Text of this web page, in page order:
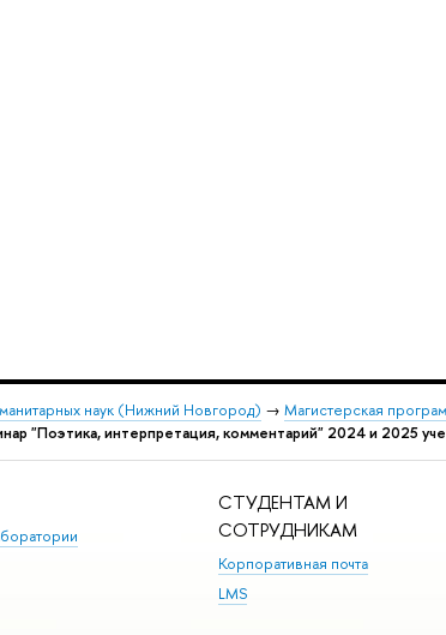
наук (Нижний Новгород) → Магистерская
"Поэтика, интерпретация, комментарий" 2024 и 2025
СТУДЕНТАМ И
СОТРУДНИКАМ
Корпоративная почта
LMS